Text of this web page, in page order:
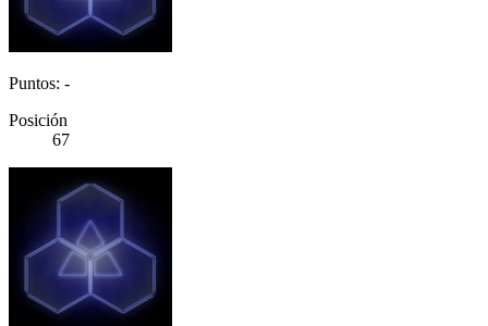
Puntos: -
Posición
67